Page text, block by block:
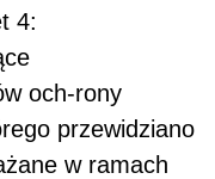
4:
och-rony
przewidziano
w ramach